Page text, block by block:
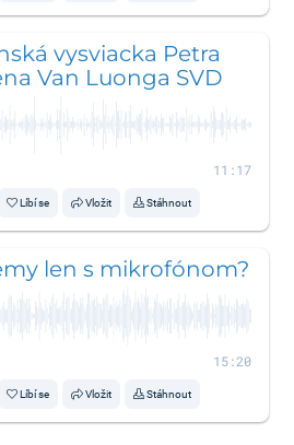
vysviacka Petra
Van Luonga SVD
11:17
Líbí se Vložit Stáhnout
len s mikrofónom?
15:20
Líbí se Vložit Stáhnout